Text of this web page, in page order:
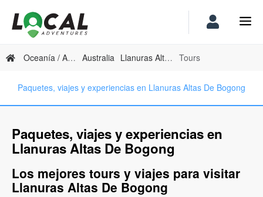
Oceanía / Australia Australia Llanuras Altas De Bogong Tours
Paquetes, viajes y experiencias en Llanuras Altas De Bogong
Paquetes, viajes y experiencias en
Llanuras Altas De Bogong
Los mejores tours y viajes para visitar
Llanuras Altas De Bogong